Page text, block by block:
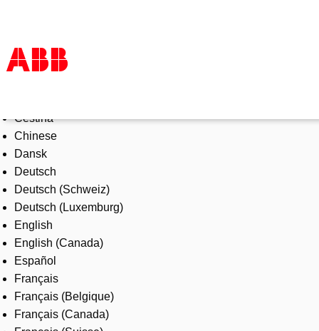
Products & Solutions
Industries
Services
About us
Where to buy
Contact us
Careers
Čeština
Chinese
Dansk
Deutsch
Deutsch (Schweiz)
Deutsch (Luxemburg)
English
English (Canada)
Español
Français
Français (Belgique)
Français (Canada)